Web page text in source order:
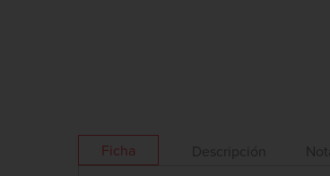
Ficha Descripción